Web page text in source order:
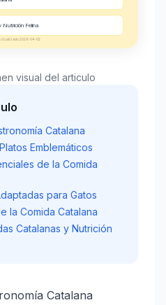
Nutrición Felina
2026-04-02
visual del articulo
Catalana
Emblemáticos
de la Comida
para Gatos
la Comida Catalana
Catalanas y Nutrición
Catalana